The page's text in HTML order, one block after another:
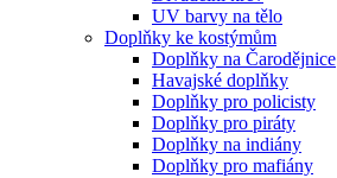
UV barvy na tělo
Doplňky ke kostýmům
Doplňky na Čarodějnice
Havajské doplňky
Doplňky pro policisty
Doplňky pro piráty
Doplňky na indiány
Doplňky pro mafiány